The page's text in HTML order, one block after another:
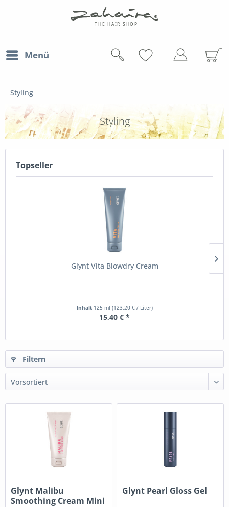
Menü
Styling
Styling
Topseller
Glynt Vita Blowdry Cream
Inhalt 125 ml (123,20 € / Liter)
15,40 € *
Filtern
Glynt Malibu
Smoothing Cream Mini
Glynt Pearl Gloss Gel